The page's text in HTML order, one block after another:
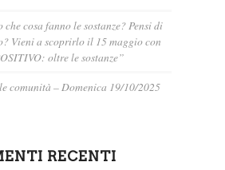
che cosa fanno le sostanze? Pensi di
Vieni a scoprirlo il 15 maggio con
oltre le sostanze”
comunità – Domenica 19/10/2025
RECENTI